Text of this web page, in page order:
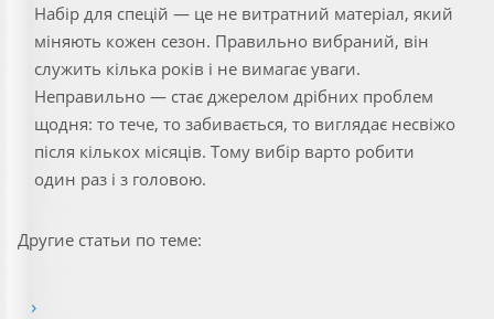
Набір для спецій — це не витратний матеріал, який
міняють кожен сезон. Правильно вибраний, він
служить кілька років і не вимагає уваги.
Неправильно — стає джерелом дрібних проблем
щодня: то тече, то забивається, то виглядає несвіжо
після кількох місяців. Тому вибір варто робити
один раз і з головою.
Другие статьи по теме: